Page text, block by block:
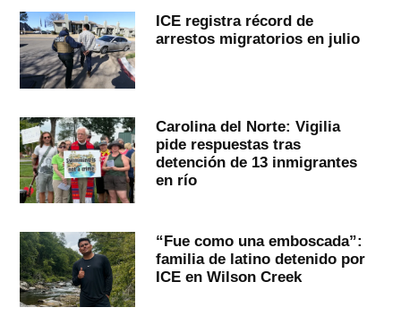
ICE registra récord de
arrestos migratorios en julio
Carolina del Norte: Vigilia
pide respuestas tras
detención de 13 inmigrantes
en río
“Fue como una emboscada”:
familia de latino detenido por
ICE en Wilson Creek